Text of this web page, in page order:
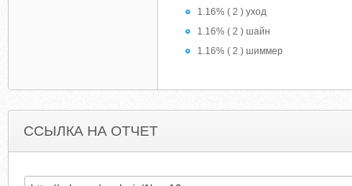
1.16% ( 2 ) уход
1.16% ( 2 ) шайн
1.16% ( 2 ) шиммер
ССЫЛКА НА ОТЧЕТ